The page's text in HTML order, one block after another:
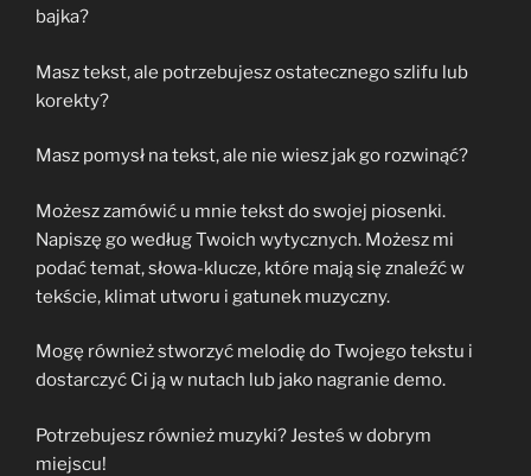
bajka?
Masz tekst, ale potrzebujesz ostatecznego szlifu lub
korekty?
Masz pomysł na tekst, ale nie wiesz jak go rozwinąć?
Możesz zamówić u mnie tekst do swojej piosenki.
Napiszę go według Twoich wytycznych. Możesz mi
podać temat, słowa-klucze, które mają się znaleźć w
tekście, klimat utworu i gatunek muzyczny.
Mogę również stworzyć melodię do Twojego tekstu i
dostarczyć Ci ją w nutach lub jako nagranie demo.
Potrzebujesz również muzyki? Jesteś w dobrym
miejscu!